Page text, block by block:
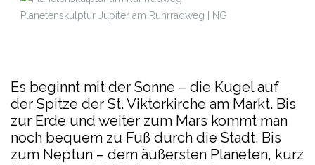
Planetenskulptur Jupiter am Ruhrradweg | NG
Es beginnt mit der Sonne – die Kugel auf
der Spitze der St. Viktorkirche am Markt. Bis
zur Erde und weiter zum Mars kommt man
noch bequem zu Fuß durch die Stadt. Bis
zum Neptun – dem äußersten Planeten, kurz